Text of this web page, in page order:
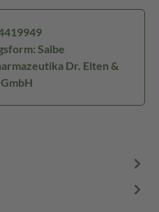
Salbe
Dr. Elten &